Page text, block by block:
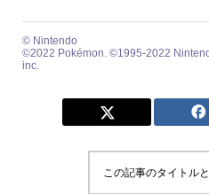
© Nintendo
©2022 Pokémon. ©1995-2022
inc.
この記事のタイトル